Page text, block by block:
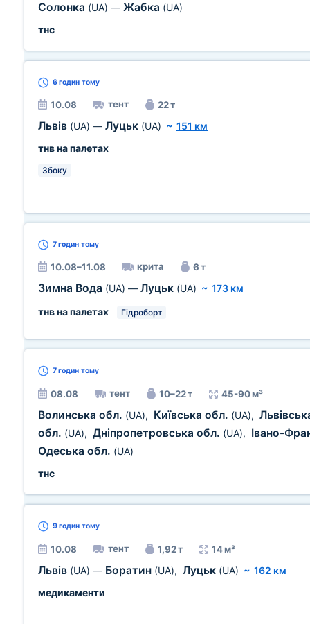
Солонка (UA) — Жабка (UA)
тнс
6 годин тому
10.08 тент 22 т
Львів (UA) — Луцьк (UA) ~ 151 км
тнв на палетах
Збоку
7 годин тому
10.08–11.08 крита 6 т
Зимна Вода (UA) — Луцьк (UA) ~ 173 км
тнв на палетах
Гідроборт
7 годин тому
08.08 тент 10–22 т 45-90 м³
Волинська обл. (UA), Київська обл. (UA),
обл. (UA), Дніпропетровська обл. (UA), Івано-
Одеська обл. (UA)
тнс
9 годин тому
10.08 тент 1,92 т 14 м³
Львів (UA) — Боратин (UA), Луцьк (UA) ~ 162 км
медикаменти